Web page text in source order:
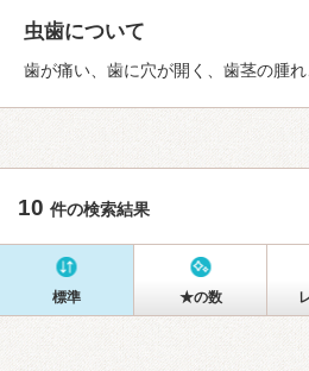
虫歯について
歯が痛い、歯に穴が開く、歯茎の腫
10 件の検索結果
標準 ★の数